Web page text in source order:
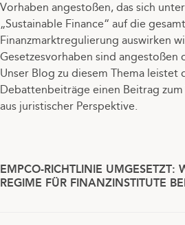
Vorhaben angestoßen, das sich
„Sustainable Finance“ auf die
Finanzmarktregulierung auswirken
Gesetzesvorhaben sind angestoßen
Unser Blog zu diesem Thema leistet
Debattenbeiträge einen Beitrag
aus juristischer Perspektive.
EMPCO-RICHTLINIE UMGESETZT:
REGIME FÜR FINANZINSTITUTE